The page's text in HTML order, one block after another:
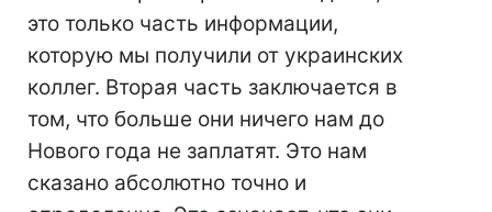
это только часть информации,
которую мы получили от украинских
коллег. Вторая часть заключается в
том, что больше они ничего нам до
Нового года не заплатят. Это нам
сказано абсолютно точно и